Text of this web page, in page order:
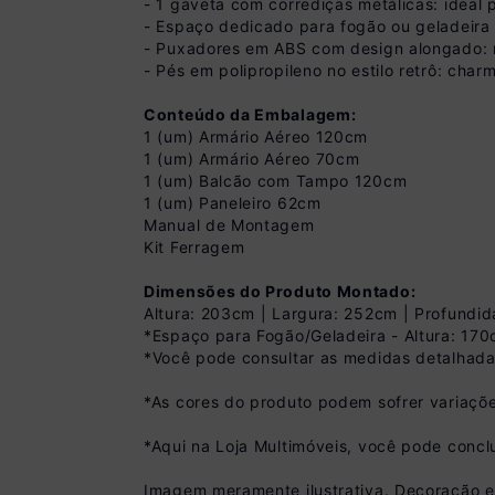
Pix
R$ 1.169,99 à
(10% de desconto)
Você economiza
- 1 gaveta com corrediças metálicas: ideal
- Espaço dedicado para fogão ou
- Puxadores em ABS com design
- Pés em polipropileno no estilo retrô:
Conteúdo da Embalagem:
1 (um) Armário Aéreo 120cm
1 (um) Armário Aéreo 70cm
1 (um) Balcão com Tampo 120cm
1 (um) Paneleiro 62cm
Manual de Montagem
Kit Ferragem
Dimensões do Produto Montado:
Altura: 203cm | Largura: 252cm |
*Espaço para Fogão/Geladeira - Altura:
*Você pode consultar as medidas
*As cores do produto podem sofrer
*Aqui na Loja Multimóveis, você pode
Imagem meramente ilustrativa. Decoração